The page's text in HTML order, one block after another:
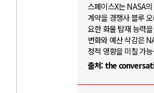
스페이스X는 NASA
계약을 경쟁사 블루
요한 화물 탑재 능력
변화와 예산 삭감은
정적 영향을 미칠 가
출처: the